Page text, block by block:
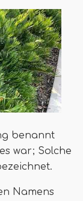
benannt
war; Solche
Namens